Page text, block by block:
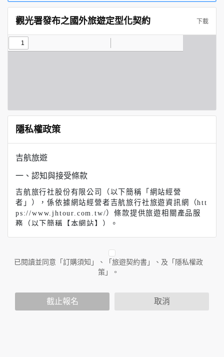
觀光署發布之國外旅遊定型化契約 下載
隱私權政策
吉航旅遊
一、認知與接受條款
吉航旅行社股份有限公司（以下簡稱「網站經營
者」），係依據網站經營者吉航旅行社旅遊資訊網（htt
ps://www.jhtour.com.tw/）條款提供旅遊相關產品服
務（以下簡稱【本網站】）。
即表示您已閱讀、了解並同意接受本服務條款之所有內
容。如果您不同意本服務條款的內容，或者您所屬的國
家或地域排除本服務條款內容之全部或部分時，您應立
時，可能會依據該特定功能之性質，而須遵守本服務所
另行公告之服務條款或相關規定。此另行公告之服務條
已閱讀並同意「訂購須知」、「旅遊契約書」、及「隱私權政
策」。
截止報名 取消